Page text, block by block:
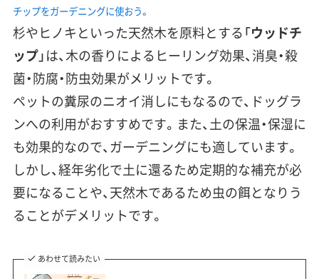
チップをガーデニングに使おう。
杉やヒノキといった天然木を原料とする「ウッドチ
ップ」は、木の香りによる ヒーリング効果、消臭・殺
菌・防腐・防虫効果がメリットです。
ペットの糞尿のニオイ消しにもなるので、ドッグラ
ンへの利用がおすすめです。また、土の保温・保湿に
も効果的なので、ガーデニングにも適しています。
しかし、経年劣化で土に還るため定期的な補充が必
要になることや、天然木であるため虫の餌となりう
ることがデメリットです。
あわせて読みたい